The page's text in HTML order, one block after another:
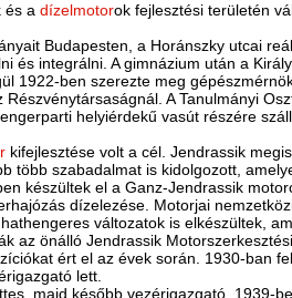
és adízelmotorok fejlesztési területén
Budapesten, a Horánszky utcai
és integrálni. A gimnázium után a
1922-ben szerezte meg
A Tanulmányi
helyiérdekű vasút részére
kifejlesztése volt a cél. Jendrassik
több szabadalmat is kidolgozott,
készültek el a Ganz-Jendrassik
dízelezése. Motorjai
változatok is elkészültek,
az önálló Jendrassik
ért el az évek során. 1930-ban
lett.
majd később vezérigazgató. 1939-